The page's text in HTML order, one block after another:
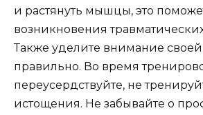
и растянуть мышцы, это
возникновения
Также уделите внимание
правильно. Во время
переусердствуйте, не
истощения. Не забывайте о